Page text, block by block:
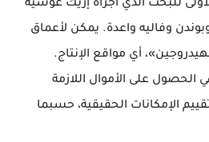
للبحث الذي أجراه إريك غوشيه
وفاليه واعدة. يمكن لأعماق
أي مواقع الإنتاج.
الحصول على الأموال اللازمة
الإمكانات الحقيقية، حسبما